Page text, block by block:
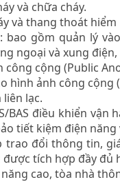
và chữa cháy.
và thang thoát hiểm
bao gồm quản lý
ngoại và xung
cộng (Public
hình ảnh công cộng
lạc.
BAS điều khiển
tiết kiệm điện
trao đổi thông tin,
được tích hợp đầy
cao, tòa nhà